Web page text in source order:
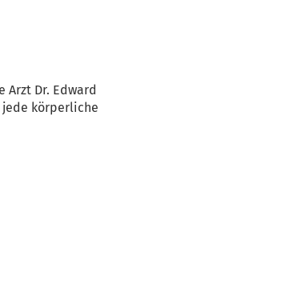
Dr. Edward
körperliche